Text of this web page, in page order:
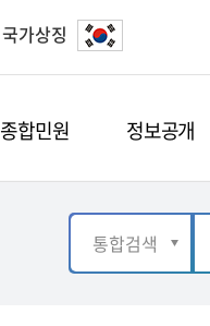
국가상징
종합민원 정보공개